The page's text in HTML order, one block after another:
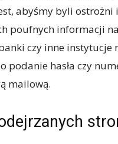
abyśmy byli ostrożni
poufnych informacji
czy inne instytucje
podanie hasła czy
mailową.